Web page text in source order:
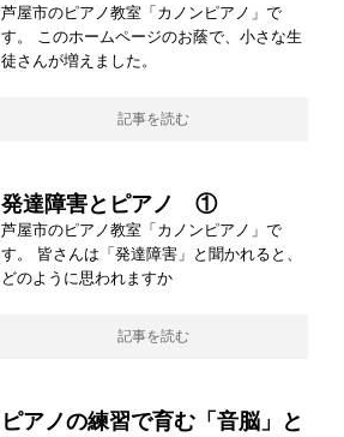
芦屋市のピアノ教室「カノンピアノ」で
す。 このホームページのお蔭で、小さな生
徒さんが増えました。
記事を読む
発達障害とピアノ ①
芦屋市のピアノ教室「カノンピアノ」で
す。 皆さんは「発達障害」と聞かれると、
どのように思われますか
記事を読む
ピアノの練習で育む「音脳」と